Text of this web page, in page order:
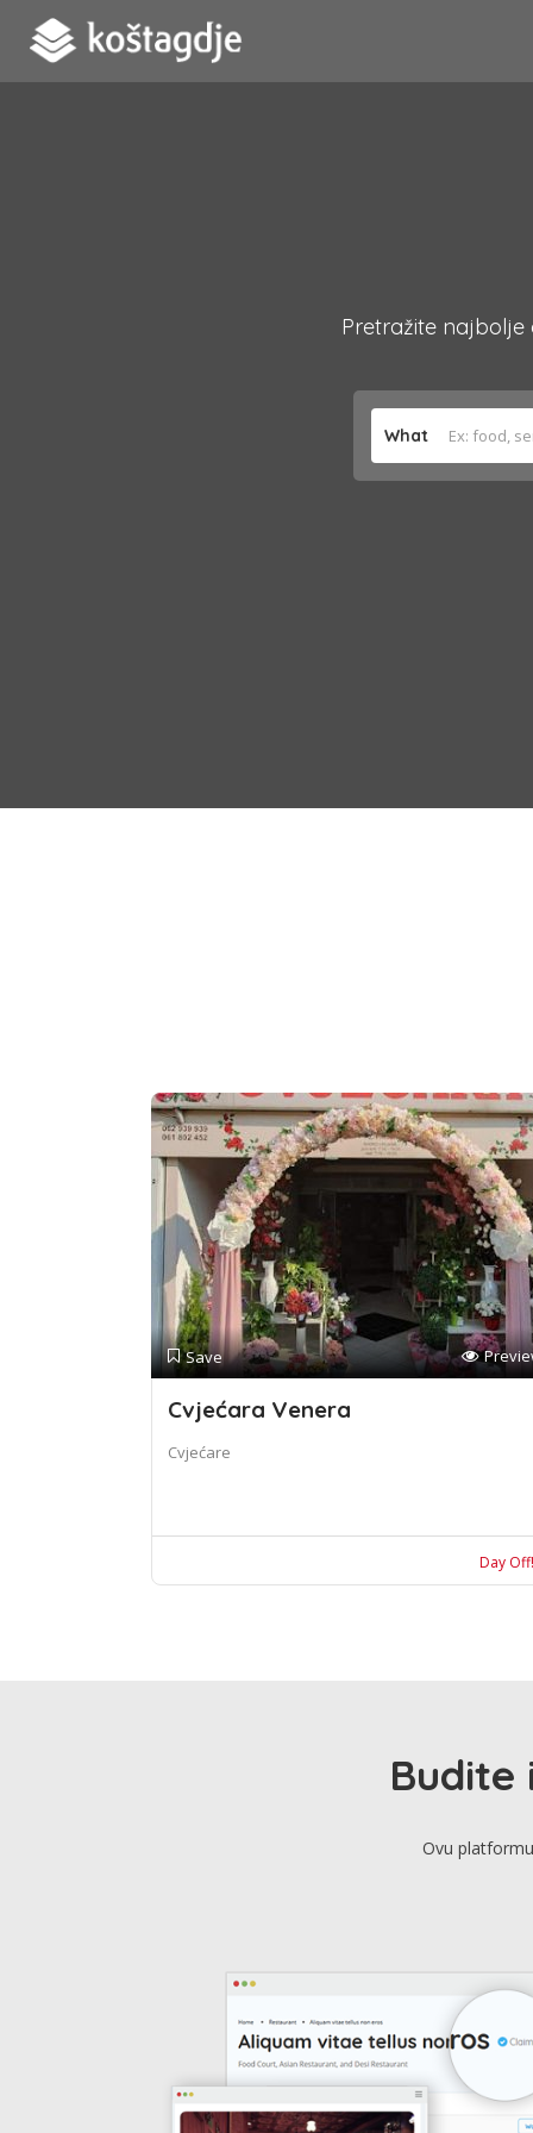
Pretražite najbolje
What
Save
Cvjećara Venera
Cvjećare
Day
Budite
Ovu